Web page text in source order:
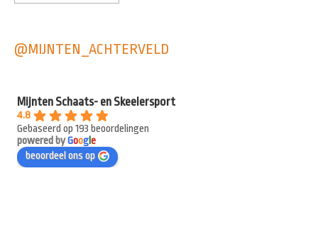
@MIJNTEN_ACHTERVELD
Mijnten Schaats- en Skeelersport
4.8
Gebaseerd op 193 beoordelingen
powered byGooge
beoordeel ons op